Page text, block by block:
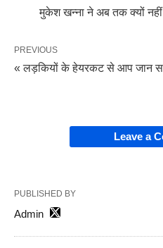
मुकेश खन्ना ने अब तक क्यों
PREVIOUS
« लड़कियों के हेयरकट से आप जान
Leave a
PUBLISHED BY
Admin